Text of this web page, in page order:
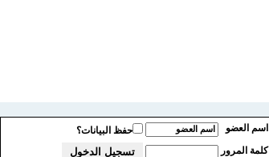
اسم العضو
حفظ البيانات؟
كلمة المرور